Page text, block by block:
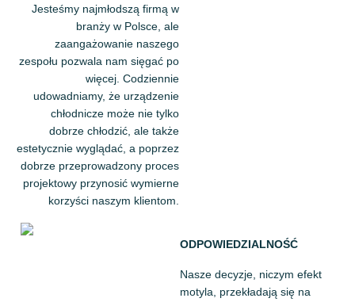
Jesteśmy najmłodszą firmą w
branży w Polsce, ale
zaangażowanie naszego
zespołu pozwala nam sięgać po
więcej. Codziennie
udowadniamy, że urządzenie
chłodnicze może nie tylko
dobrze chłodzić, ale także
estetycznie wyglądać, a poprzez
dobrze przeprowadzony proces
projektowy przynosić wymierne
korzyści naszym klientom.
ODPOWIEDZIALNOŚĆ
Nasze decyzje, niczym efekt
motyla, przekładają się na